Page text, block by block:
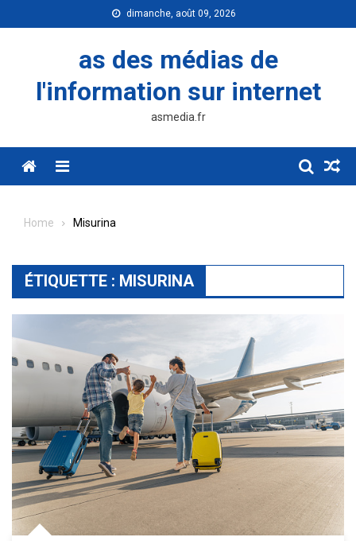
to
dimanche, août 09, 2026
as des médias de
l'information sur internet
asmedia.fr
Menu
Home Misurina
ÉTIQUETTE : MISURINA